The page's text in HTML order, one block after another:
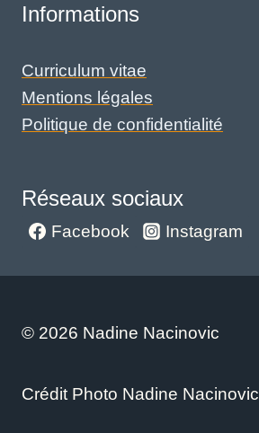
Informations
Curriculum vitae
Mentions légales
Politique de confidentialité
Réseaux sociaux
Facebook Instagram
© 2026 Nadine Nacinovic
Crédit Photo Nadine Nacinovic